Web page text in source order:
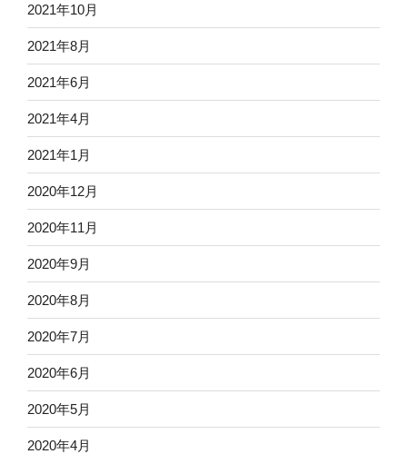
2021年10月
2021年8月
2021年6月
2021年4月
2021年1月
2020年12月
2020年11月
2020年9月
2020年8月
2020年7月
2020年6月
2020年5月
2020年4月